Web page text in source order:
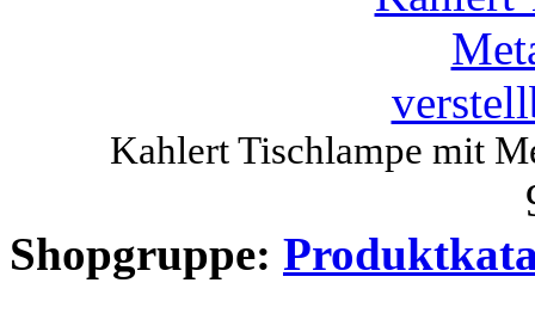
Kahlert Tischlampe mit
Shopgruppe: